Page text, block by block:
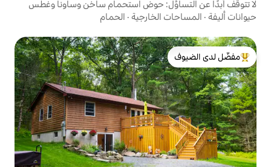
حوض استحمام ساخن وساونا وغطس
·الحمام
الضيوف